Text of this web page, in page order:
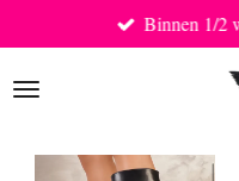
direct
naar
Binnen 1/2